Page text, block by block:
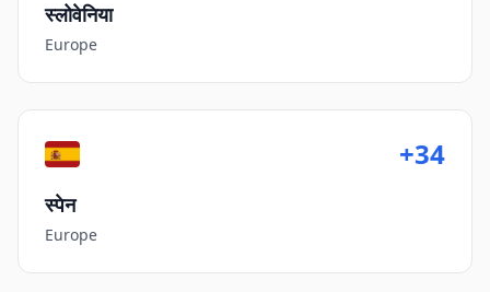
स्लोवेनिया
Europe
+34
स्पेन
Europe